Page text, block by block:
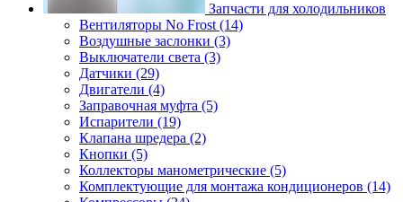
Запчасти для холодильников
Вентиляторы No Frost (14)
Воздушные заслонки (3)
Выключатели света (3)
Датчики (29)
Двигатели (4)
Заправочная муфта (5)
Испарители (19)
Клапана шредера (2)
Кнопки (5)
Коллекторы манометрические (5)
Комплектующие для монтажа кондиционеров (14)